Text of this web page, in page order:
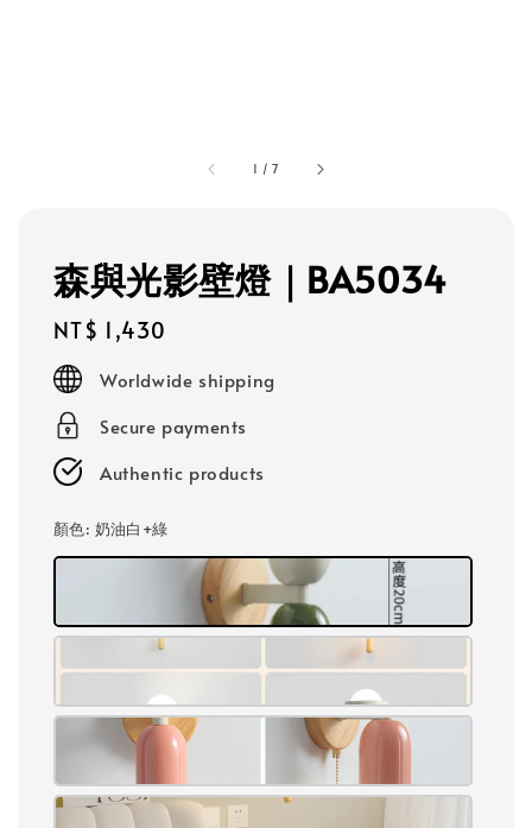
1 /7
森與光影壁燈｜BA5034
Regular
price
NT$ 1,430
Worldwide shipping
Secure payments
Authentic products
顏色: 奶油白+綠